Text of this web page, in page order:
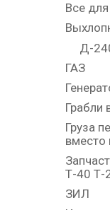
Все
Д-
ГАЗ
Грабли
Груза
вместо
Т-40 Т-
ЗИЛ